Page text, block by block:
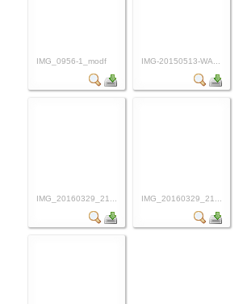
IMG_0956-1_modf IMG-20150513-WA...
IMG_20160329_21... IMG_20160329_21...